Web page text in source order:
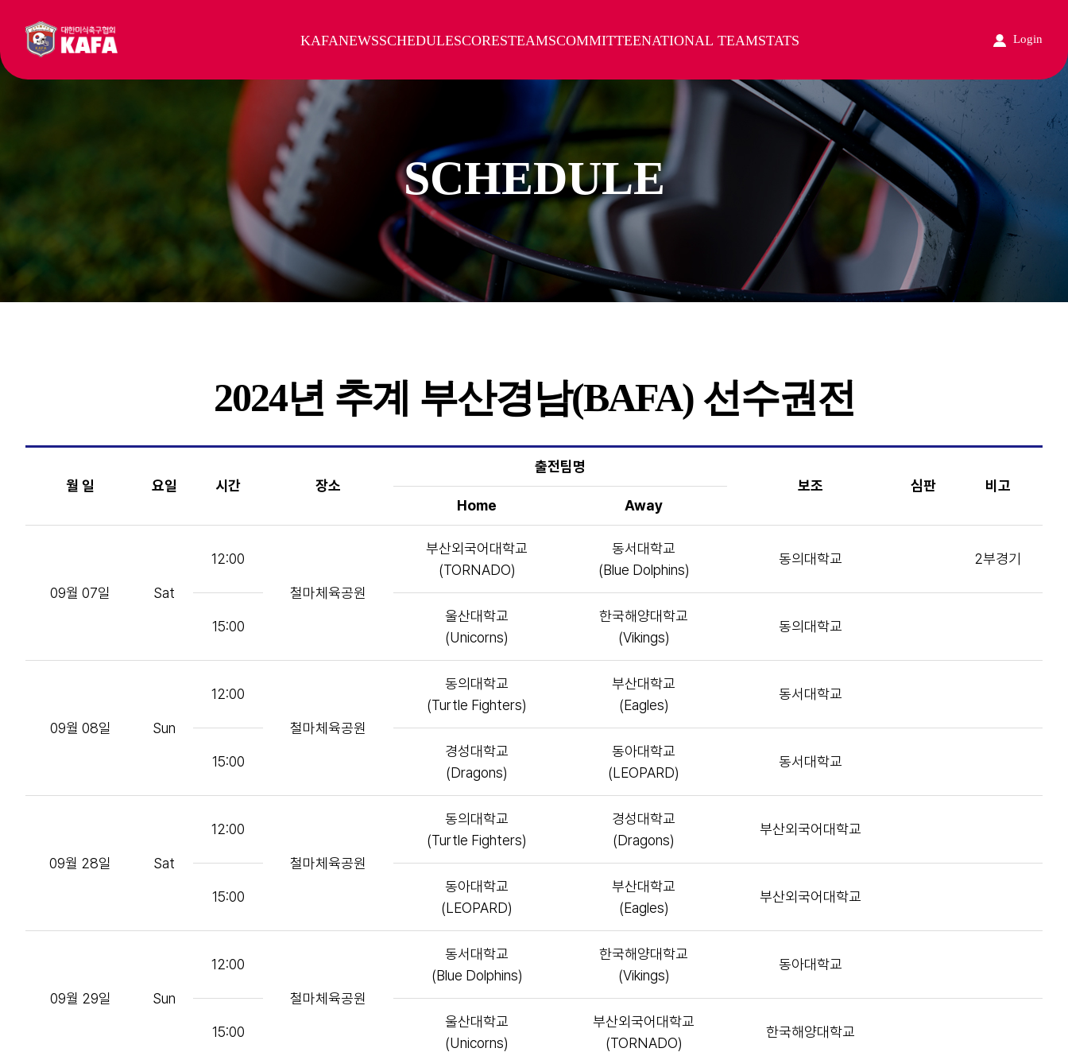
KAFANEWSSCHEDULESCORESTEAMSCOMMITTEENATIONAL TEAMSTATS Login
SCHEDULE
2024년 추계 부산경남(BAFA) 선수권전
월 일 요일 시간 장소
출전팀명
보조
심판
비고
Home
Away
09월 07일 Sat
12:00
철마체육공원
부산외국어대학교
(TORNADO)
동서대학교
(Blue Dolphins)
동의대학교 2부경기
15:00
울산대학교
(Unicorns)
한국해양대학교
(Vikings)
동의대학교
09월 08일 Sun
12:00
철마체육공원
동의대학교
(Turtle Fighters)
부산대학교
(Eagles)
동서대학교
15:00
경성대학교
(Dragons)
동아대학교
(LEOPARD)
동서대학교
09월 28일 Sat
12:00
철마체육공원
동의대학교
(Turtle Fighters)
경성대학교
(Dragons)
부산외국어대학교
15:00
동아대학교
(LEOPARD)
부산대학교
(Eagles)
부산외국어대학교
09월 29일 Sun
12:00
철마체육공원
동서대학교
(Blue Dolphins)
한국해양대학교
(Vikings)
동아대학교
15:00
울산대학교
(Unicorns)
부산외국어대학교
(TORNADO)
한국해양대학교